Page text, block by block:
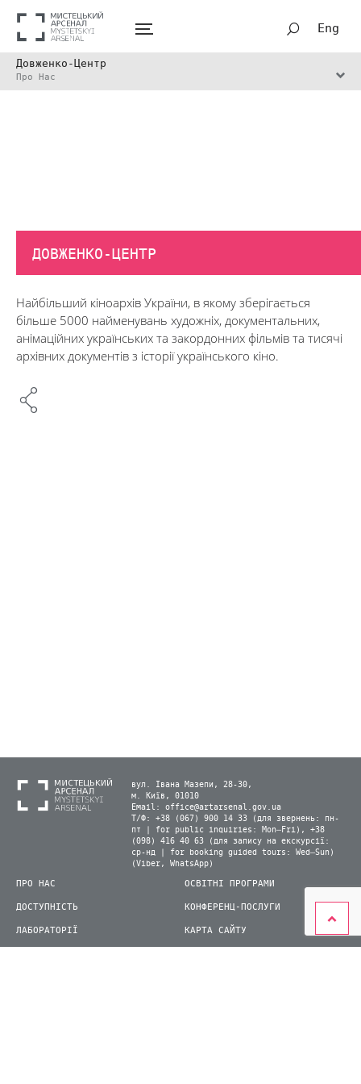
Eng
Довженко-Центр
Про Нас
ДОВЖЕНКО-ЦЕНТР
Найбільший кіноархів України, в якому зберігається
більше 5000 найменувань художніх, документальних,
анімаційних українських та закордонних фільмів та тисячі
архівних документів з історії українського кіно.
вул. Івана Мазепи, 28-30,
м. Київ, 01010
Email: office@artarsenal.gov.ua
Т/Ф: +38 (067) 900 14 33 (для звернень: пн-
пт | for public inquiries: Mon–Fri), +38
(098) 416 40 63 (для запису на екскурсії:
ср-нд | for booking guided tours: Wed–Sun)
(Viber, WhatsApp)
ПРО НАС
ДОСТУПНІСТЬ
ЛАБОРАТОРІЇ
ОСВІТНІ ПРОГРАМИ
КОНФЕРЕНЦ-ПОСЛУГИ
КАРТА САЙТУ